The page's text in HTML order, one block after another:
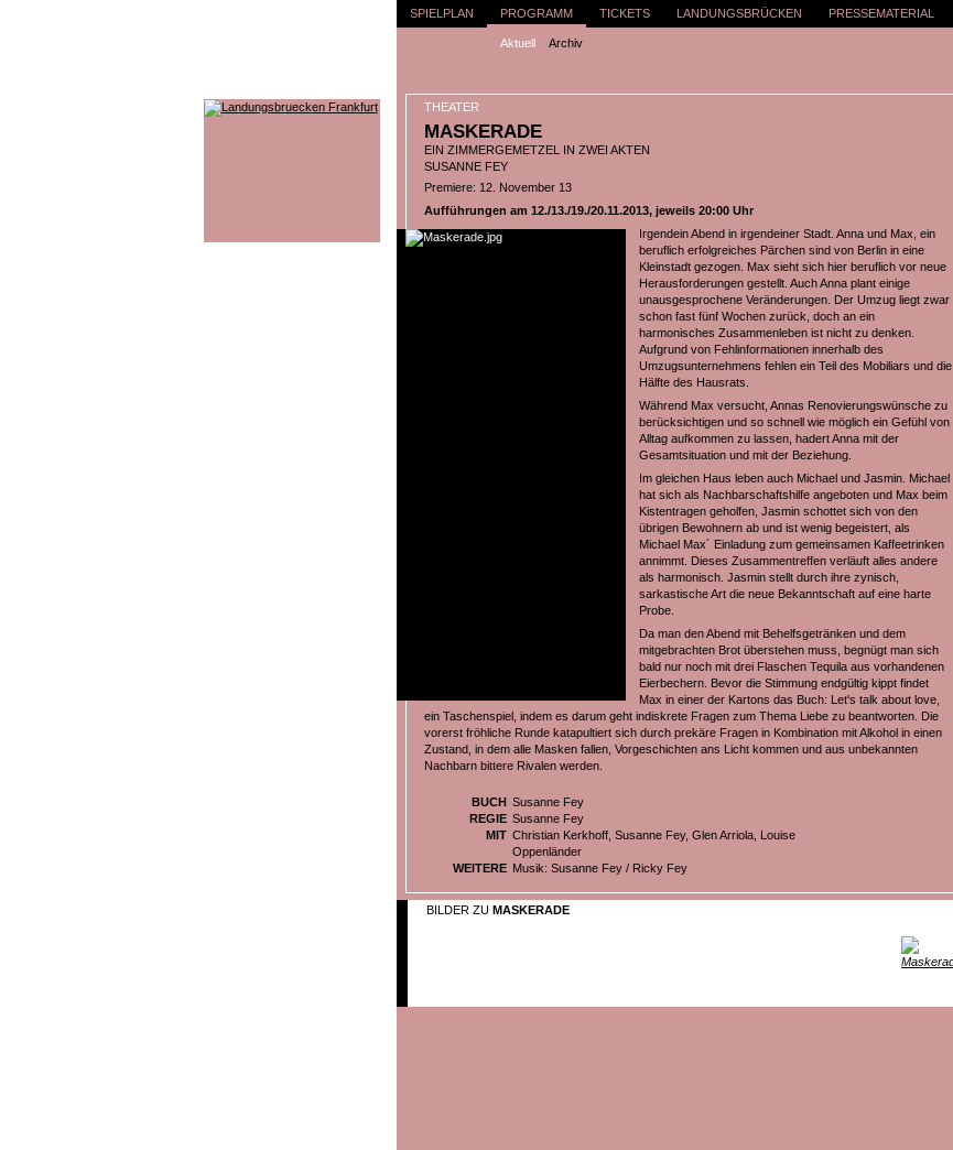
SPIELPLAN PROGRAMM
Aktuell Archiv
TICKETS LANDUNGSBRÜCKEN PRESSEMATERIAL
THEATER
MASKERADE
EIN ZIMMERGEMETZEL IN ZWEI AKTEN
SUSANNE FEY
Premiere: 12. November 13
Aufführungen am 12./13./19./20.11.2013, jeweils 20:00 Uhr
Irgendein Abend in irgendeiner Stadt. Anna und Max, ein
beruflich erfolgreiches Pärchen sind von Berlin in eine
Kleinstadt gezogen. Max sieht sich hier beruflich vor neue
Herausforderungen gestellt. Auch Anna plant einige
unausgesprochene Veränderungen. Der Umzug liegt zwar
schon fast fünf Wochen zurück, doch an ein
harmonisches Zusammenleben ist nicht zu denken.
Aufgrund von Fehlinformationen innerhalb des
Umzugsunternehmens fehlen ein Teil des Mobiliars und die
Hälfte des Hausrats.
Während Max versucht, Annas Renovierungswünsche zu
berücksichtigen und so schnell wie möglich ein Gefühl von
Alltag aufkommen zu lassen, hadert Anna mit der
Gesamtsituation und mit der Beziehung.
Im gleichen Haus leben auch Michael und Jasmin. Michael
hat sich als Nachbarschaftshilfe angeboten und Max beim
Kistentragen geholfen, Jasmin schottet sich von den
übrigen Bewohnern ab und ist wenig begeistert, als
Michael Max´ Einladung zum gemeinsamen Kaffeetrinken
annimmt. Dieses Zusammentreffen verläuft alles andere
als harmonisch. Jasmin stellt durch ihre zynisch,
sarkastische Art die neue Bekanntschaft auf eine harte
Probe.
Da man den Abend mit Behelfsgetränken und dem
mitgebrachten Brot überstehen muss, begnügt man sich
bald nur noch mit drei Flaschen Tequila aus vorhandenen
Eierbechern. Bevor die Stimmung endgültig kippt findet
Max in einer der Kartons das Buch: Let's talk about love,
ein Taschenspiel, indem es darum geht indiskrete Fragen zum Thema Liebe zu beantworten. Die
vorerst fröhliche Runde katapultiert sich durch prekäre Fragen in Kombination mit Alkohol in einen
Zustand, in dem alle Masken fallen, Vorgeschichten ans Licht kommen und aus unbekannten
Nachbarn bittere Rivalen werden.
BUCH Susanne Fey
REGIE Susanne Fey
MIT Christian Kerkhoff, Susanne Fey, Glen Arriola, Louise
Oppenländer
WEITERE Musik: Susanne Fey / Ricky Fey
BILDER ZU MASKERADE